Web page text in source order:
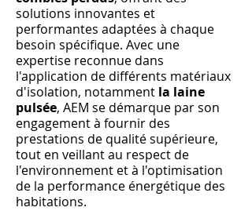
solutions innovantes et
performantes adaptées à chaque
besoin spécifique. Avec une
expertise reconnue dans
l'application de différents matériaux
d'isolation, notamment la laine
pulsée, AEM se démarque par son
engagement à fournir des
prestations de qualité supérieure,
tout en veillant au respect de
l'environnement et à l'optimisation
de la performance énergétique des
habitations.